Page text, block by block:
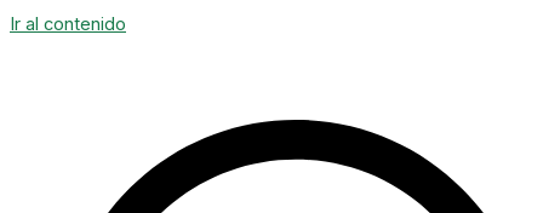
Ir al contenido